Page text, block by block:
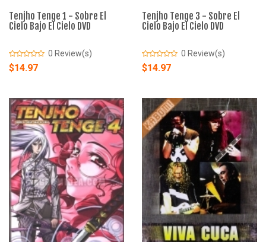
Tenjho Tenge 1 - Sobre El
Cielo Bajo El Cielo DVD
0 Review(s)
$14.97
Tenjho Tenge 3 - Sobre El
Cielo Bajo El Cielo DVD
0 Review(s)
$14.97